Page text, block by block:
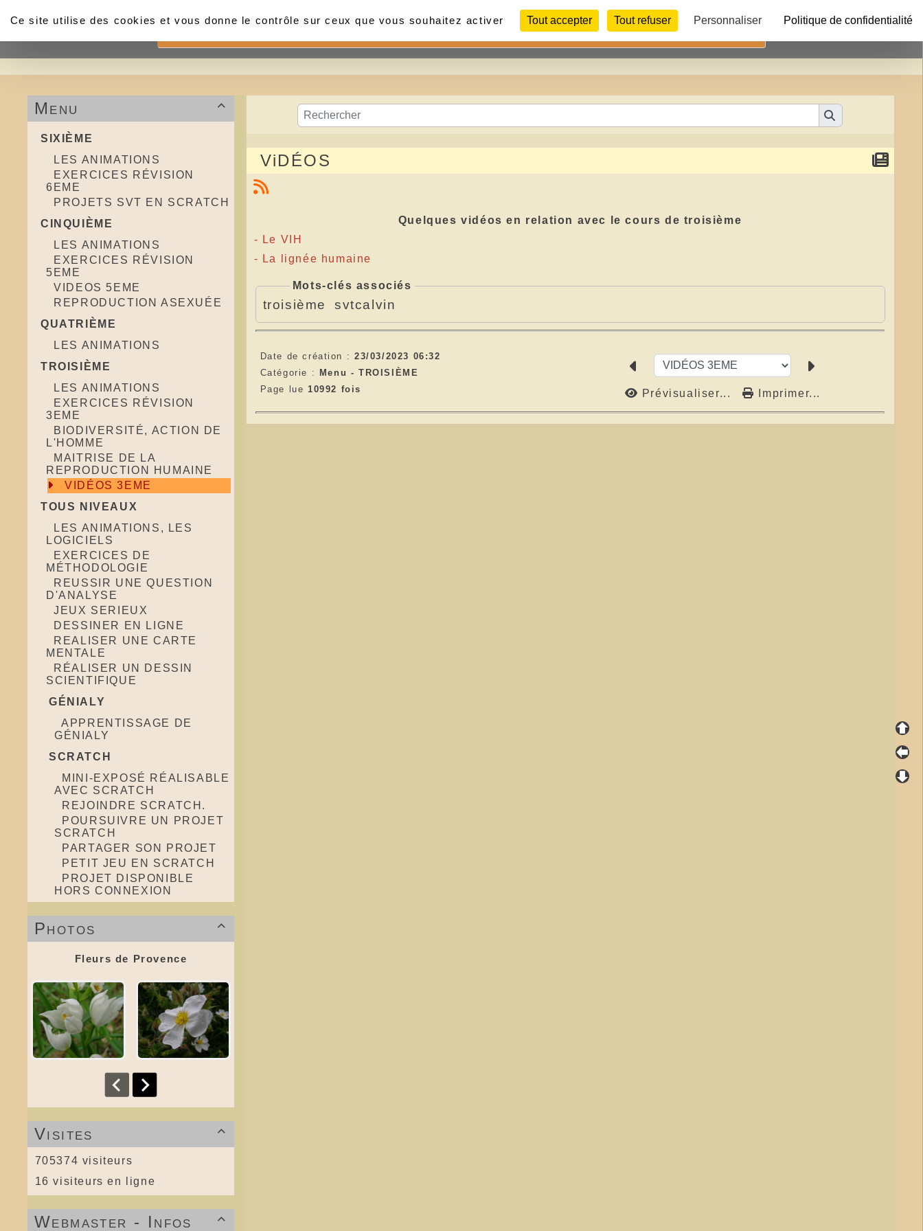
Accueil Contact Liens Photos Télécharger

Menu
SIXIÈME
LES ANIMATIONS
EXERCICES RÉVISION
6EME
PROJETS SVT EN SCRATCH
CINQUIÈME
LES ANIMATIONS
EXERCICES RÉVISION
5EME
VIDEOS 5EME
REPRODUCTION ASEXUÉE
QUATRIÈME
LES ANIMATIONS
TROISIÈME
LES ANIMATIONS
EXERCICES RÉVISION
3EME
BIODIVERSITÉ, ACTION DE
L'HOMME
MAITRISE DE LA
REPRODUCTION HUMAINE
VIDÉOS 3EME
TOUS NIVEAUX
LES ANIMATIONS, LES
LOGICIELS
EXERCICES DE
MÉTHODOLOGIE
REUSSIR UNE QUESTION
D'ANALYSE
JEUX SERIEUX
DESSINER EN LIGNE
REALISER UNE CARTE
MENTALE
RÉALISER UN DESSIN
SCIENTIFIQUE
GÉNIALY
APPRENTISSAGE DE
GÉNIALY
SCRATCH
MINI-EXPOSÉ RÉALISABLE
AVEC SCRATCH
REJOINDRE SCRATCH.
POURSUIVRE UN PROJET
SCRATCH
PARTAGER SON PROJET
PETIT JEU EN SCRATCH
PROJET DISPONIBLE
HORS CONNEXION

Photos
Fleurs de Provence

Visites
705374 visiteurs
16 visiteurs en ligne

Webmaster - Infos
ViDÉOS
Quelques vidéos en relation avec le cours de troisième
- Le VIH
- La lignée humaine
Mots-clés associés
troisième svtcalvin
Date de création : 23/03/2023 06:32
Catégorie :
Menu - TROISIÈME
Page lue 10992 fois Prévisualiser... Imprimer...
Ce site utilise des cookies et vous donne le contrôle sur ceux que vous souhaitez activer
Tout accepter Tout refuser Personnaliser Politique de confidentialité